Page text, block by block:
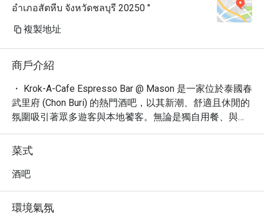
อำเภอสัตหีบ จังหวัดชลบุรี 20250 "
複製地址
商戶介紹
・ Krok-A-Cafe Espresso Bar @ Mason 是一家位於泰國春
武里府 (Chon Buri) 的熱門酒吧，以其新潮、舒適且休閒的
氛圍吸引著眾多遊客與本地饕客。無論是獨自用餐、與朋
友小聚，或是尋求放鬆的夜晚，這裡都是理想的選擇。
・ 我們的菜單提供各式精緻的吧台餐點、烈酒、啤酒、葡
萄酒以及創意雞尾酒，滿足您不同的味蕾享受。餐廳提供
舒適的室外座位區，讓您在輕鬆的環境中品味美酒佳餚，
・ Krok-A-Cafe Espresso Bar @ Mason 鄰近眾多景點，並
提供免費停車場，讓您的旅程更加順遂。我們樂於接受訂
菜式
酒吧
環境氣氛